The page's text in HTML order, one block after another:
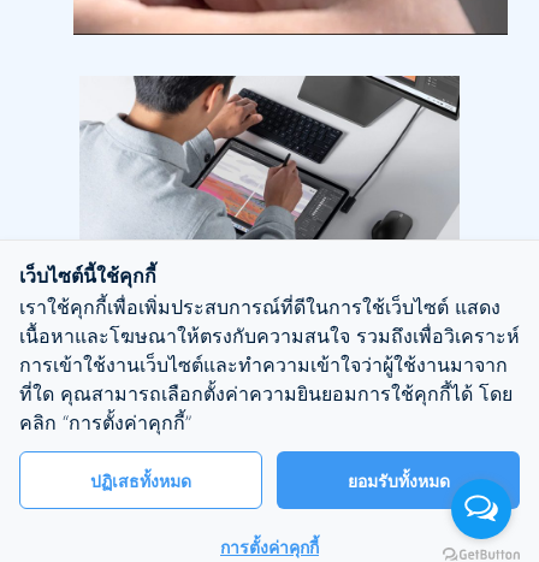
Copyright ©2023 SurfaceThai Alliance Group all rights
reserved.
เว็บไซต์นี้ใช้คุกกี้
เราใช้คุกกี้เพื่อเพิ่มประสบการณ์ที่ดีในการใช้เว็บไซต์ แสดง
เนื้อหาและโฆษณาให้ตรงกับความสนใจ รวมถึงเพื่อวิเคราะห์
การเข้าใช้งานเว็บไซต์และทำความเข้าใจว่าผู้ใช้งานมาจาก
ที่ใด คุณสามารถเลือกตั้งค่าความยินยอมการใช้คุกกี้ได้ โดย
คลิก “การตั้งค่าคุกกี้”
ปฏิเสธทั้งหมด ยอมรับทั้งหมด
การตั้งค่าคุกกี้